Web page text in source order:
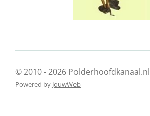
© 2010 - 2026 Polderhoofdkanaal.nl
Powered by JouwWeb